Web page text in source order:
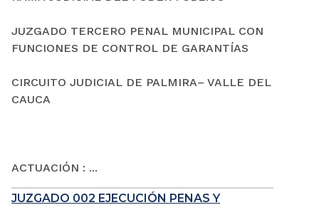
JUZGADO TERCERO PENAL MUNICIPAL CON
FUNCIONES DE CONTROL DE GARANTÍAS
CIRCUITO JUDICIAL DE PALMIRA– VALLE DEL
CAUCA
ACTUACIÓN : ...
JUZGADO 002 EJECUCIÓN PENAS Y